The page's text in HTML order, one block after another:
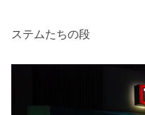
ステムたちの段